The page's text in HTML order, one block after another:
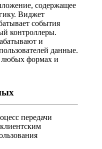
содержащее
Виджет
события
контроллеры.
и
данные.
любых формах и
передачи